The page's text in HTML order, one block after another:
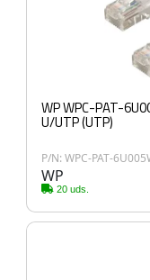
WP WPC-PAT-
U/UTP (UTP)
P/N: WPC-PAT-
WP
20 uds.